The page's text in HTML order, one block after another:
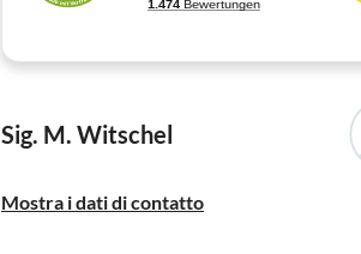
Sig. M. Witschel
Mostra i dati di contatto